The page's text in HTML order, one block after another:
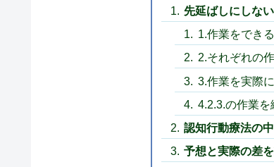
先延ばしにしな
1.作業をでき
2.それぞれの
3.作業を実際
4.2.3.の作業を
認知行動療法の
予想と実際の差